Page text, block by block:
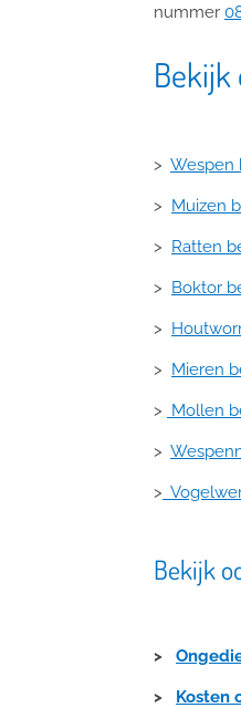
nummer
Bekijk
> Wespen
> Muizen
> Ratten
> Boktor
>
> Mieren
> Mollen
>
>
Bekijk
>
> Kosten